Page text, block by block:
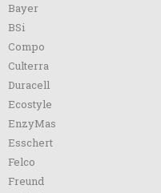
Bayer
BSi
Compo
Culterra
Duracell
Ecostyle
EnzyMas
Esschert
Felco
Freund